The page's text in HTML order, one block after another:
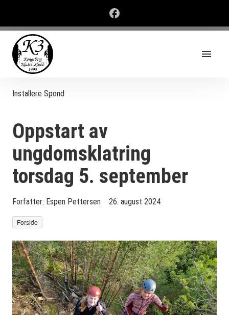
Installere Spond
Oppstart av
ungdomsklatring
torsdag 5. september
Forfatter: Espen Pettersen 26. august 2024
Forside